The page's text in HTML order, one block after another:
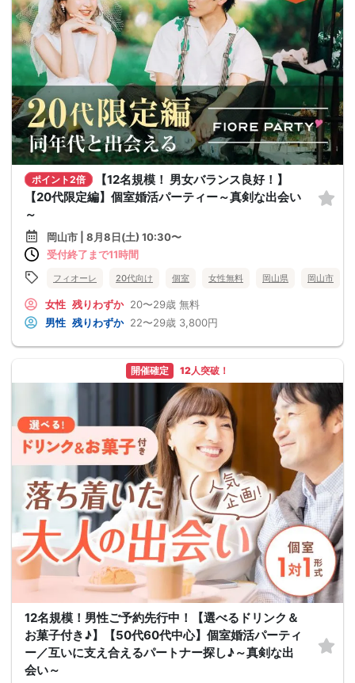
ポイント2倍
【12名規模！ 男女バランス良好！】
【20代限定編】個室婚活パーティー～真剣な出会い
～
岡山市 | 8月8日(土) 10:30〜
受付終了まで11時間
フィオーレ 20代向け 個室 女性無料 岡山県 岡山市
女性 残りわずか 20〜29歳 無料
男性 残りわずか 22〜29歳 3,800円
開催確定 12人突破！
12名規模！男性ご予約先行中！【選べるドリンク＆
お菓子付き♪】【50代60代中心】個室婚活パーティ
ー／互いに支え合えるパートナー探し♪～真剣な出
会い～